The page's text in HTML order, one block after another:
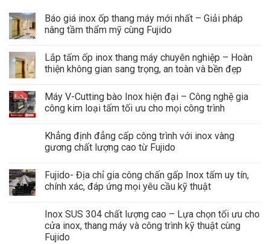
Báo giá inox ốp thang máy mới nhất – Giải pháp
nâng tầm thẩm mỹ cùng Fujido
Lắp tấm ốp inox thang máy chuyên nghiệp – Hoàn
thiện không gian sang trọng, an toàn và bền đẹp
Máy V-Cutting bào Inox hiện đại – Công nghệ gia
công kim loại tấm tối ưu cho mọi công trình
Khẳng định đẳng cấp công trình với inox vàng
gương chất lượng cao từ Fujido
Fujido- Địa chỉ gia công chấn gấp Inox tấm uy tín,
chính xác, đáp ứng mọi yêu cầu kỹ thuật
Inox SUS 304 chất lượng cao – Lựa chọn tối ưu cho
cửa inox, thang máy và công trình kỹ thuật cùng
Fujido